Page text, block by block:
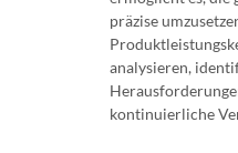
präzise
analysieren,
kontinuierliche